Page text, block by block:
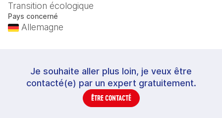
Transition écologique
Pays concerné
Allemagne
Je souhaite aller plus loin, je veux être
contacté(e) par un expert gratuitement.
ÊTRE CONTACTÉ